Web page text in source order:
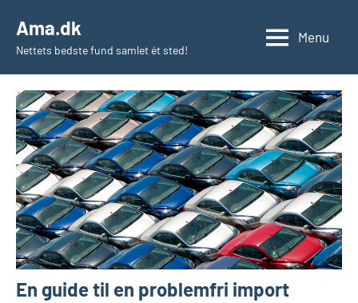
indhold
Ama.dk
Nettets bedste fund samlet ét sted!
Menu
En guide til en problemfri import